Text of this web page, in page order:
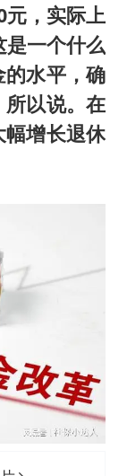
元，实际上
一个什么
水平，确
以说。在
增长退休